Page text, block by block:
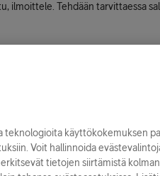
ilmoittele. Tehdään tarvittaessa
teknologioita käyttökokemuksen
Voit hallinnoida
tietojen siirtämistä